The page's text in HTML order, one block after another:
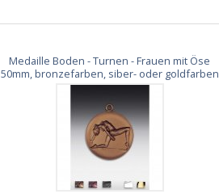
Medaille Boden - Turnen - Frauen mit Öse
50mm, bronzefarben, siber- oder goldfarben